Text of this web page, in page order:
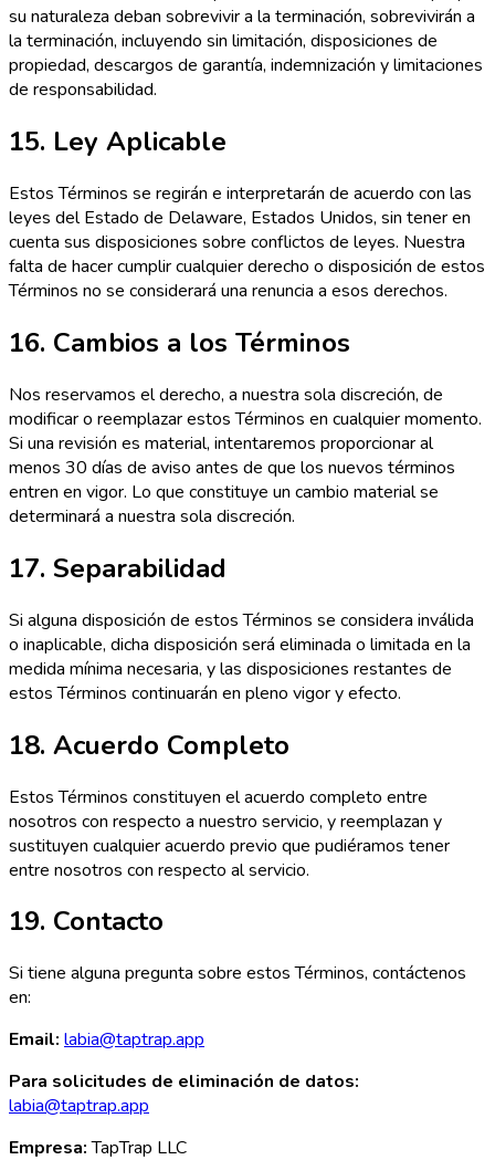
su naturaleza deban sobrevivir a la terminación, sobrevivirán a
la terminación, incluyendo sin limitación, disposiciones de
propiedad, descargos de garantía, indemnización y limitaciones
de responsabilidad.
15. Ley Aplicable
Estos Términos se regirán e interpretarán de acuerdo con las
leyes del Estado de Delaware, Estados Unidos, sin tener en
cuenta sus disposiciones sobre conflictos de leyes. Nuestra
falta de hacer cumplir cualquier derecho o disposición de estos
Términos no se considerará una renuncia a esos derechos.
16. Cambios a los Términos
Nos reservamos el derecho, a nuestra sola discreción, de
modificar o reemplazar estos Términos en cualquier momento.
Si una revisión es material, intentaremos proporcionar al
menos 30 días de aviso antes de que los nuevos términos
entren en vigor. Lo que constituye un cambio material se
determinará a nuestra sola discreción.
17. Separabilidad
Si alguna disposición de estos Términos se considera inválida
o inaplicable, dicha disposición será eliminada o limitada en la
medida mínima necesaria, y las disposiciones restantes de
estos Términos continuarán en pleno vigor y efecto.
18. Acuerdo Completo
Estos Términos constituyen el acuerdo completo entre
nosotros con respecto a nuestro servicio, y reemplazan y
sustituyen cualquier acuerdo previo que pudiéramos tener
entre nosotros con respecto al servicio.
19. Contacto
Si tiene alguna pregunta sobre estos Términos, contáctenos
en:
Email: labia@taptrap.app
Para solicitudes de eliminación de datos:
labia@taptrap.app
Empresa:TapTrap LLC